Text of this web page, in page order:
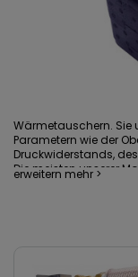
Wärmetauschern. Sie
Parametern wie der
Druckwiderstands,
Die meisten unserer
werden, was unser
Wir laden Sie ein,
Ba-16 -Die Serie mit
erweitern mehr >